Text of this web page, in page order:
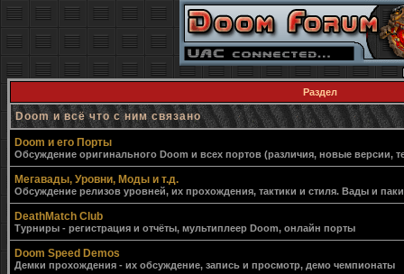
Раздел
Doom и всё что с ним связано
Doom и его Порты
Обсуждение оригинального Doom и всех портов (различия, новые версии,
Мегавады, Уровни, Моды и т.д.
Обсуждение релизов уровней, их прохождения, тактики и стиля. Вады и
DeathMatch Club
Турниры - регистрация и отчёты, мультиплеер Doom, онлайн порты
Doom Speed Demos
Демки прохождения - их обсуждение, запись и просмотр, демо чемпионаты